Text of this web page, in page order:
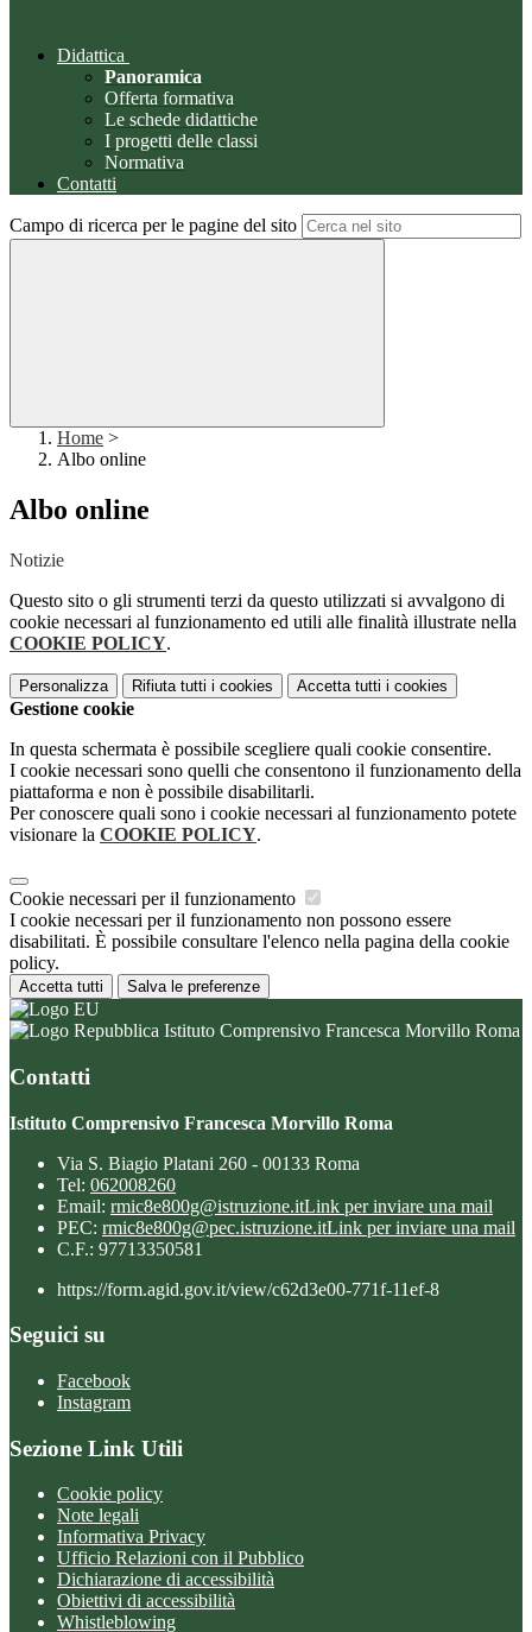
Didattica
Panoramica
Offerta formativa
Le schede didattiche
I progetti delle classi
Normativa
Contatti
Campo di ricerca per le pagine del sito
Home >
Albo online
Albo online
Notizie
Questo sito o gli strumenti terzi da questo utilizzati si avvalgono di
cookie necessari al funzionamento ed utili alle finalità illustrate nella
COOKIE POLICY.
Personalizza Rifiuta tutti i cookies Accetta tutti i cookies
Gestione cookie
In questa schermata è possibile scegliere quali cookie consentire.
I cookie necessari sono quelli che consentono il funzionamento della
piattaforma e non è possibile disabilitarli.
Per conoscere quali sono i cookie necessari al funzionamento potete
visionare la COOKIE POLICY.
Cookie necessari per il funzionamento
I cookie necessari per il funzionamento non possono essere
disabilitati. È possibile consultare l'elenco nella pagina della cookie
policy.
Accetta tutti Salva le preferenze
Istituto Comprensivo Francesca Morvillo Roma
Contatti
Istituto Comprensivo Francesca Morvillo Roma
Via S. Biagio Platani 260 - 00133 Roma
Tel: 062008260
Email: rmic8e800g@istruzione.itLink per inviare una mail
PEC: rmic8e800g@pec.istruzione.itLink per inviare una mail
C.F.: 97713350581
https://form.agid.gov.it/view/c62d3e00-771f-11ef-8
Seguici su
Facebook
Instagram
Sezione Link Utili
Cookie policy
Note legali
Informativa Privacy
Ufficio Relazioni con il Pubblico
Dichiarazione di accessibilità
Obiettivi di accessibilità
Whistleblowing